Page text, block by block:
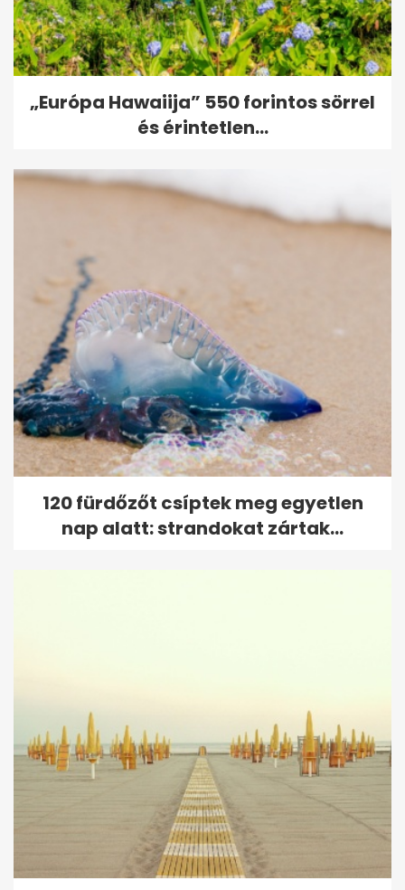
„Európa Hawaiija” 550 forintos sörrel
és érintetlen...
120 fürdőzőt csíptek meg egyetlen
nap alatt: strandokat zártak...